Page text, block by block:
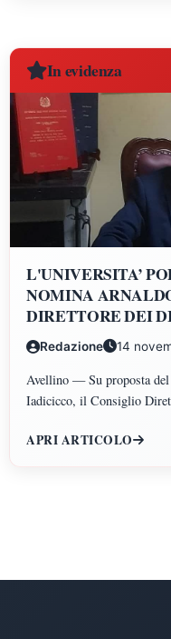
In evidenza
L'UNIVERSITA’
NOMINA
DIRETTORE DEI
GIURIDICHE,
POLITICHE,
FILOSOFIA E
Redazione 14
Avellino — Su proposta del
Iadicicco, il Consiglio
Dipartimenti di Scienze
APRI ARTICOLO